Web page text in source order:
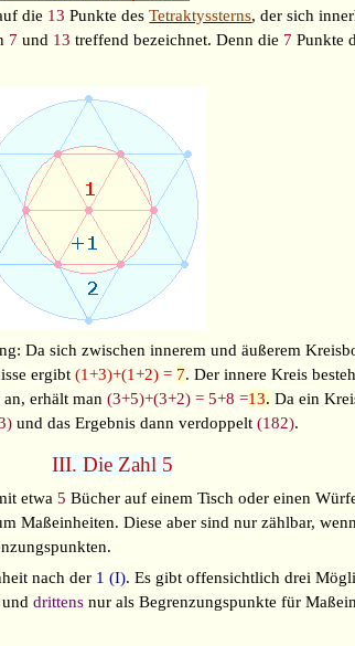
die 13 Punkte desTetraktyssterns, der sich
7 und 13 treffend bezeichnet. Denn die 7 Punkte
Da sich zwischen innerem und äußerem
ergibt (1+3)+(1+2) = 7. Der innere Kreis
erhält man (3+5)+(3+2) = 5+8 =13. Da ein
und das Ergebnis dann verdoppelt (182).
III. Die Zahl 5
etwa 5 Bücher auf einem Tisch oder einen
Maßeinheiten. Diese aber sind nur zählbar,
nach der 1 (I). Es gibt offensichtlich drei
drittensnur als Begrenzungspunkte für